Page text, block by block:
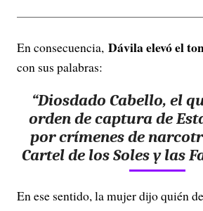
En consecuencia, Dávila elevó el
con sus palabras:
“Diosdado Cabello, el
orden de captura de
por crímenes de
Cartel de los Soles y las
En ese sentido, la mujer dijo quién